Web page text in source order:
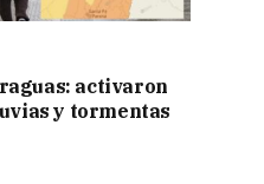
activaron
y tormentas